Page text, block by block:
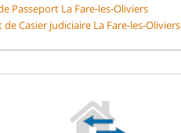
Passeport La Fare-les-Oliviers
de Casier judiciaire La Fare-les-Oliviers